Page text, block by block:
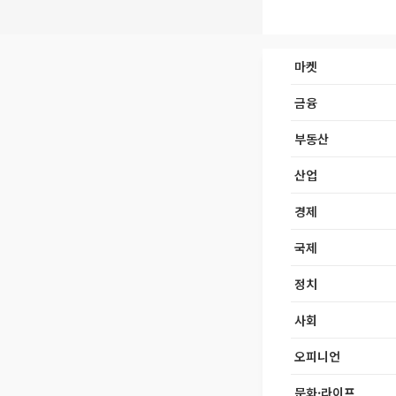
마켓
금융
부동산
산업
경제
국제
정치
사회
오피니언
문화·라이프